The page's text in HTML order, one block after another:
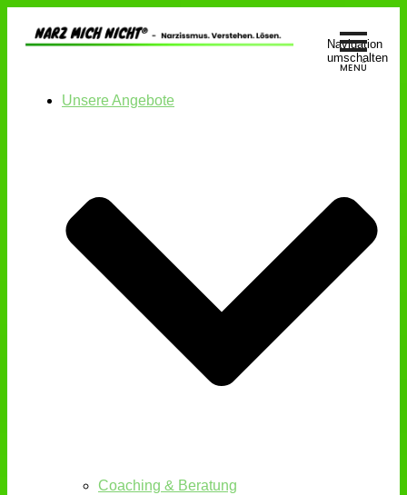
Navigation
umschalten
Unsere Angebote
Coaching & Beratung